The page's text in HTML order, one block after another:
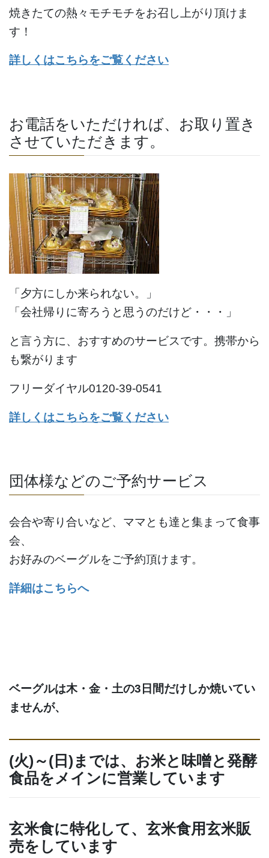
焼きたての熱々モチモチをお召し上がり頂けま
す！
詳しくはこちらをご覧ください
お電話をいただければ、お取り置き
させていただきます。
「夕方にしか来られない。」
「会社帰りに寄ろうと思うのだけど・・・」
と言う方に、おすすめのサービスです。携帯から
も繋がります
フリーダイヤル0120-39-0541
詳しくはこちらをご覧ください
団体様などのご予約サービス
会合や寄り合いなど、ママとも達と集まって食事
会、
お好みのベーグルをご予約頂けます。
詳細はこちらへ
ベーグルは木・金・土の3日間だけしか焼いてい
ませんが、
(火)～(日)までは、お米と味噌と発酵
食品をメインに営業しています
玄米食に特化して、玄米食用玄米販
売をしています